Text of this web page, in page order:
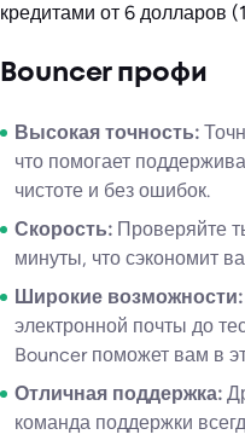
кредитами от 6 долларов
Bouncer профи
Высокая точность:
что помогает
чистоте и без ошибок.
Скорость: Проверяйте
минуты, что сэкономит
Широкие возможности:
электронной почты до
Bouncer поможет вам в
Отличная поддержка:
команда поддержки